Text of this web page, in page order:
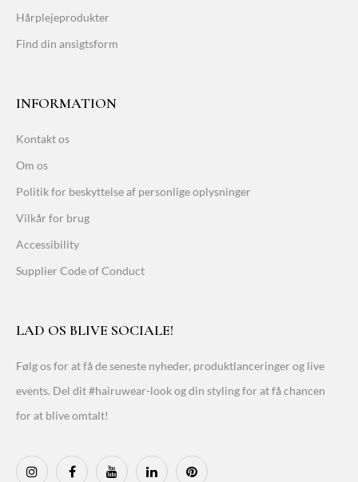
Hårplejeprodukter
Find din ansigtsform
INFORMATION
Kontakt os
Om os
Politik for beskyttelse af personlige oplysninger
Vilkår for brug
Accessibility
Supplier Code of Conduct
LAD OS BLIVE SOCIALE!
Følg os for at få de seneste nyheder, produktlanceringer og live
events. Del dit #hairuwear-look og din styling for at få chancen
for at blive omtalt!